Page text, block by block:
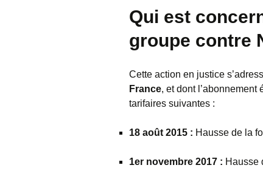
Qui est
groupe contre
Cette action en justice
France, et dont l’abonnement
tarifaires suivantes :
18 août 2015 : Hausse de la
1er novembre 2017 : Hausse